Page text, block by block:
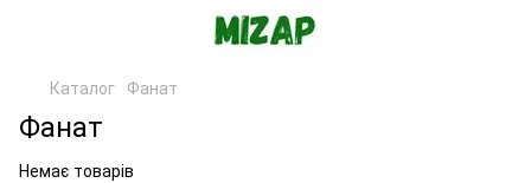
Каталог Фанат
Фанат
Немає товарів